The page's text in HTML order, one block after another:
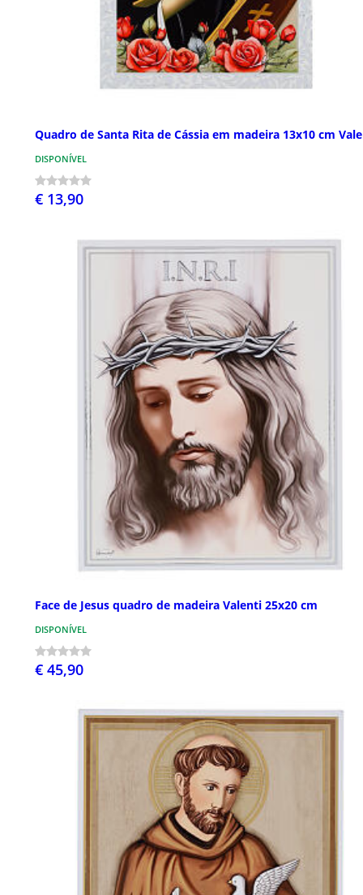
Quadro de Santa Rita de Cássia em madeira 13x10 cm
DISPONÍVEL
€ 13,90
Face de Jesus quadro de madeira Valenti 25x20 cm
DISPONÍVEL
€ 45,90